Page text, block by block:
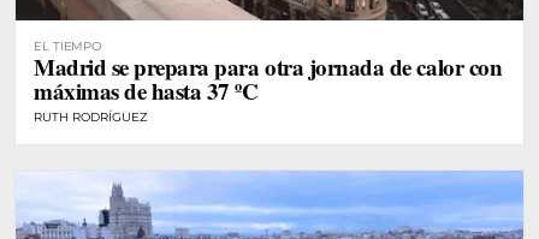
EL TIEMPO
Madrid se prepara para otra jornada de calor con
máximas de hasta 37 ºC
RUTH RODRÍGUEZ